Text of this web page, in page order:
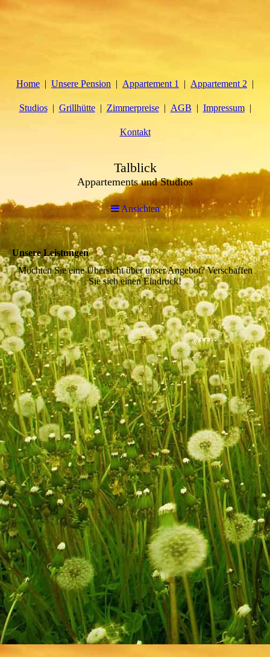
Home Unsere Pension Appartement 1 Appartement 2
Studios Grillhütte Zimmerpreise AGB Impressum
Kontakt
Talblick
Appartements und Studios
Ansichten
Unsere Leistungen
Möchten Sie eine Übersicht über unser Angebot? Verschaffen
Sie sich einen Eindruck!